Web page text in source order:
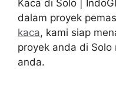
Kaca di Solo |
dalam proyek
kaca, kami siap
proyek anda di Solo
anda.